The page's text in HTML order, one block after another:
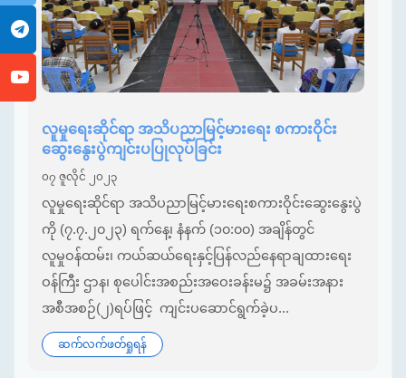
လူမှုရေးဆိုင်ရာ အသိပညာမြင့်မားရေး စကားဝိုင်း
ဆွေးနွေးပွဲကျင်းပပြုလုပ်ခြင်း
၀၇ ဇူလိုင် ၂၀၂၃
လူမှုရေးဆိုင်ရာ အသိပညာမြင့်မားရေးစကားဝိုင်းဆွေးနွေးပွဲ
ကို (၇.၇.၂၀၂၃) ရက်နေ့၊ နံနက် (၁၀:၀၀) အချိန်တွင်
လူမှုဝန်ထမ်း၊ ကယ်ဆယ်ရေးနှင့်ပြန်လည်နေရာချထားရေး
ဝန်ကြီး ဌာန၊ စုပေါင်းအစည်းအဝေးခန်းမ၌ အခမ်းအနား
အစီအစဉ်(၂)ရပ်ဖြင့် ကျင်းပဆောင်ရွက်ခဲ့ပ...
ဆက်လက်ဖတ်ရှုရန်